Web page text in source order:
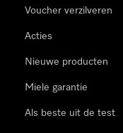
Voucher verzilveren
Acties
Nieuwe producten
Miele garantie
Als beste uit de test